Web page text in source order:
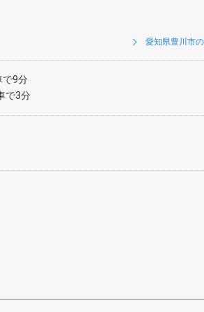
愛知県豊川市
で9分
で3分